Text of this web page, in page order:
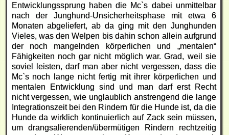
Entwicklungssprung haben die Mc`s dabei unmittelbar
nach der Junghund-Unsicherheitsphase mit etwa 6
Monaten abgeliefert, ab da ging mit den Junghunden
Vieles, was den Welpen bis dahin schon allein aufgrund
der noch mangelnden körperlichen und „mentalen“
Fähigkeiten noch gar nicht möglich war. Grad, weil sie
soviel leisten, darf man aber nicht vergessen, dass die
Mc`s noch lange nicht fertig mit ihrer körperlichen und
mentalen Entwicklung sind und man darf erst Recht
nicht vergessen, wie unglaublich anstrengend die lange
Integrationszeit bei den Rindern für die Hunde ist, da die
Hunde da wirklich kontinuierlich auf Zack sein müssen,
um drangsalierenden/übermütigen Rindern rechtzeitig